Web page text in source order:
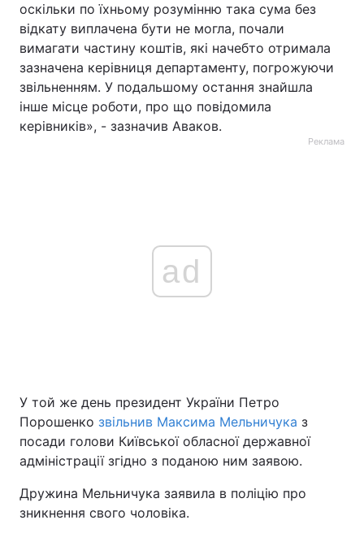
оскільки по їхньому розумінню така сума без
відкату виплачена бути не могла, почали
вимагати частину коштів, які начебто отримала
зазначена керівниця департаменту, погрожуючи
звільненням. У подальшому остання знайшла
інше місце роботи, про що повідомила
керівників», - зазначив Аваков.
Реклама
ad
У той же день президент України Петро
Порошенко звільнив Максима Мельничука з
посади голови Київської обласної державної
адміністрації згідно з поданою ним заявою.
Дружина Мельничука заявила в поліцію про
зникнення свого чоловіка.